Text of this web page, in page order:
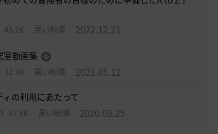
43.2K 黒い砂漠 2022.12.21
室動画集
32.3K 黒い砂漠 2021.05.12
ィの利用にあたって
47.8K 黒い砂漠 2020.03.25